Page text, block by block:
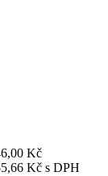
Kč
Kč s DPH